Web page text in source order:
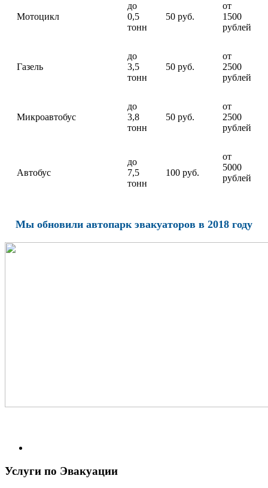
Мотоцикл
до
0,5
тонн
50 руб.
от
1500
рублей
Газель
до
3,5
тонн
50 руб.
от
2500
рублей
Микроавтобус
до
3,8
тонн
50 руб.
от
2500
рублей
Автобус
до
7,5
тонн
100 руб.
от
5000
рублей
Мы обновили автопарк эвакуаторов в 2018 году
Услуги по Эвакуации